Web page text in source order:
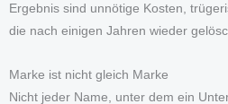
Ergebnis sind unnötige Kosten,
die nach einigen Jahren wieder
Marke ist nicht gleich Marke
Nicht jeder Name, unter dem ein